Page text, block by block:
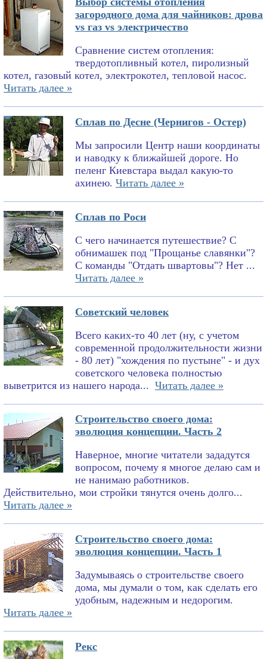
загородного дома для чайников: дрова
vs газ vs электричество
Сравнение систем отопления:
твердотопливный котел, пиролизный
котел, газовый котел, электрокотел, тепловой насос.
Читать далее »
Сплав по Десне (Чернигов - Остер)
Мы запросили Центр наши координаты
и наводку к ближайшей дороге. Но
пеленг Киевстара выдал какую-то
ахинею. Читать далее »
Сплав по Роси
С чего начинается путешествие? С
обнимашек под "Прощанье славянки"?
С команды "Отдать швартовы"? Нет ...
Читать далее »
Советский человек
Всего каких-то 40 лет (ну, с учетом
современной продолжительности жизни
- 80 лет) "хождения по пустыне" - и дух
советского человека полностью
выветрится из нашего народа... Читать далее »
Строительство своего дома:
эволюция концепции. Часть 2
Наверное, многие читатели зададутся
вопросом, почему я многое делаю сам и
не нанимаю работников.
Действительно, мои стройки тянутся очень долго...
Читать далее »
Строительство своего дома:
эволюция концепции. Часть 1
Задумываясь о строительстве своего
дома, мы думали о том, как сделать его
удобным, надежным и недорогим.
Читать далее »
Рекс